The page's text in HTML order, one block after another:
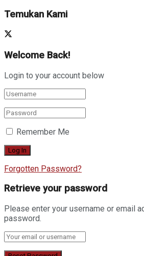
Temukan Kami
Welcome Back!
Login to your account below
Remember Me
Forgotten Password?
Retrieve your password
Please enter your username or email
password.